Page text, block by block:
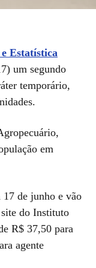
Estatística
um segundo
temporário,
em
17 de junho e vão
do Instituto
R$ 37,50 para
agente